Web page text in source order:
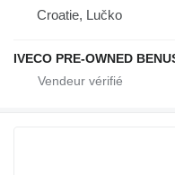
Croatie, Lučko
IVECO PRE-OWNED